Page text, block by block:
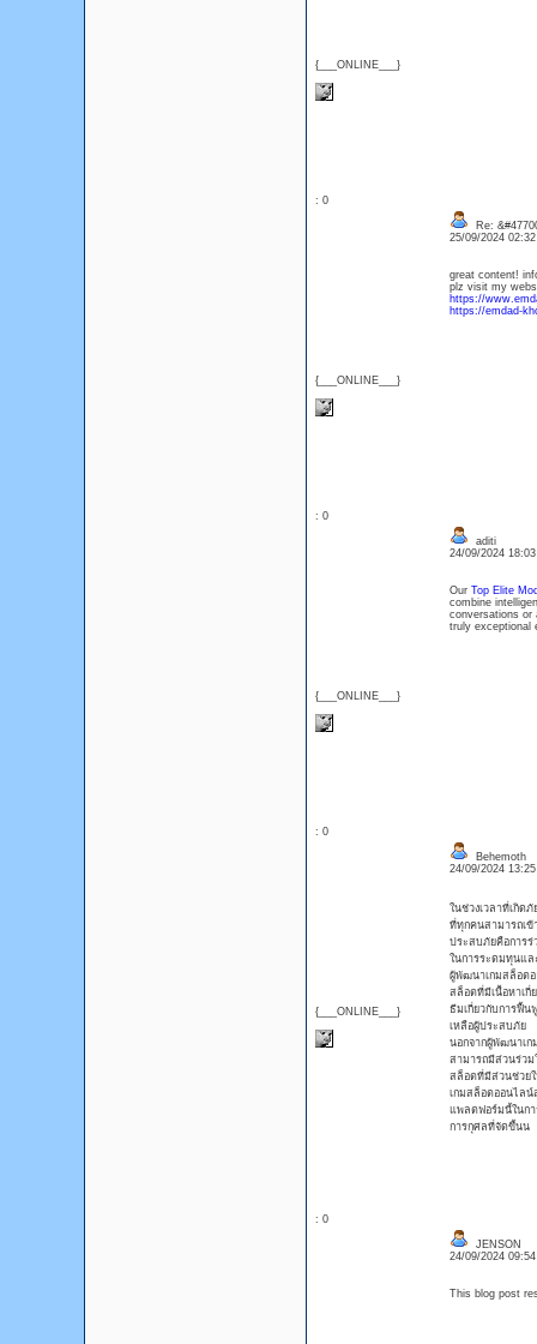
{___ONLINE___}
: 0
{___ONLINE___}
Re:
25/09/2024
great content!
plz visit my
https://
https://emdad-
: 0
{___ONLINE___}
aditi
24/09/2024
Our Top Elite
combine
conversations or
truly exceptional
: 0
{___ONLINE___}
Behemoth
24/09/2024
ในช่วงเวลาที่เกิด
ที่ทุกคนสามารถเข้
ประสบภัยคือการร่
ในการระดมทุนแ
ผู้พัฒนาเกมสล็อตอ
สล็อตที่มีเนื้อหาเกี่
ธีมเกี่ยวกับการฟื้น
เหลือผู้ประสบภัย
นอกจากผู้พัฒนาเก
สามารถมีส่วนร่วม
สล็อตที่มีส่วนช่วยใ
เกมสล็อตออนไลน์
แพลตฟอร์มนี้ในก
การกุศลที่จัดขึ้นน
: 0
JENSON
24/09/2024
This blog post